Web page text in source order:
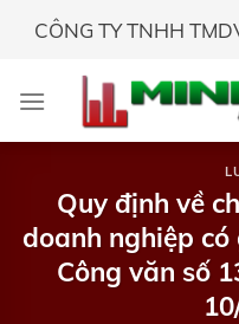
CÔNG TY TNHH
Quy định về
doanh nghiệp
Công văn số